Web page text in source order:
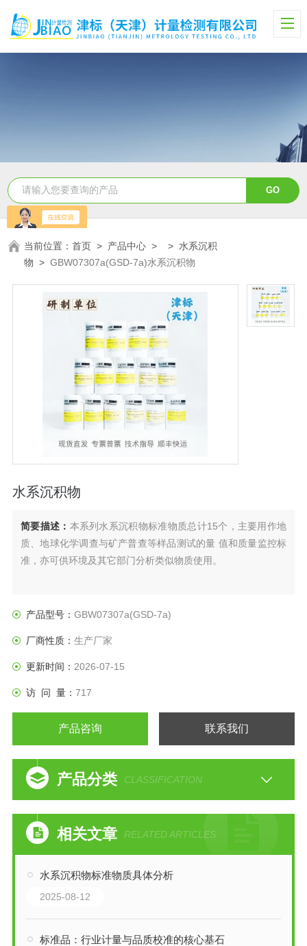
当前位置：首页 > 产品中心 > > 水系沉积
物 >GBW07307a(GSD-7a)水系沉积物
水系沉积物
简要描述： 本系列水系沉积物标准物质总计15个，主要用作地
质、地球化学调查与矿产普查等样品测试的量 值和质量监控标
准，亦可供环境及其它部门分析类似物质使用。
产品型号： GBW07307a(GSD-7a)
厂商性质： 生产厂家
更新时间： 2026-07-15
访 问 量： 717
产品咨询 联系我们
产品分类 CLASSIFICATION
相关文章 RELATED ARTICLES
水系沉积物标准物质具体分析
2025-08-12
标准品：行业计量与品质校准的核心基石